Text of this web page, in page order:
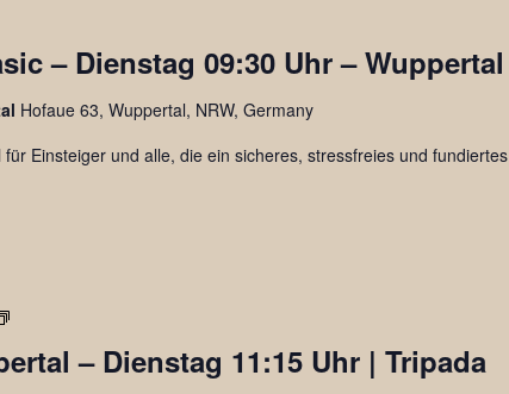
– Dienstag 09:30 Uhr – Wuppertal
Hofaue 63, Wuppertal, NRW, Germany
Einsteiger und alle, die ein sicheres, stressfreies und fundiertes
– Dienstag 11:15 Uhr | Tripada
Rehasport